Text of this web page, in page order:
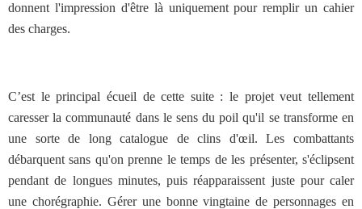
donnent l'impression d'être là uniquement pour remplir un cahier
des charges.
C’est le principal écueil de cette suite : le projet veut tellement
caresser la communauté dans le sens du poil qu'il se transforme en
une sorte de long catalogue de clins d'œil. Les combattants
débarquent sans qu'on prenne le temps de les présenter, s'éclipsent
pendant de longues minutes, puis réapparaissent juste pour caler
une chorégraphie. Gérer une bonne vingtaine de personnages en